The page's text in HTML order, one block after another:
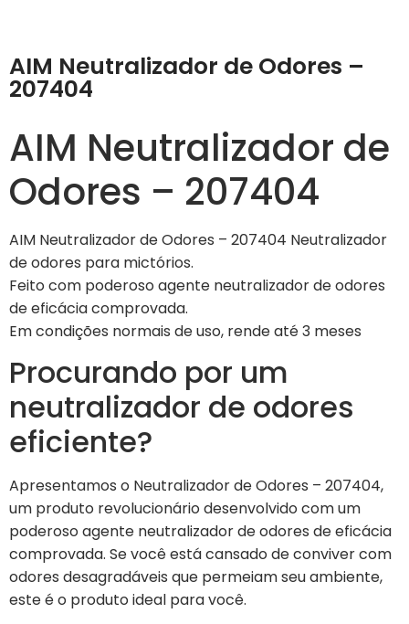
AIM Neutralizador de Odores –
207404
AIM Neutralizador de
Odores – 207404
AIM Neutralizador de Odores – 207404 Neutralizador
de odores para mictórios.
Feito com poderoso agente neutralizador de odores
de eficácia comprovada.
Em condições normais de uso, rende até 3 meses
Procurando por um
neutralizador de odores
eficiente?
Apresentamos o Neutralizador de Odores – 207404,
um produto revolucionário desenvolvido com um
poderoso agente neutralizador de odores de eficácia
comprovada. Se você está cansado de conviver com
odores desagradáveis ​​que permeiam seu ambiente,
este é o produto ideal para você.